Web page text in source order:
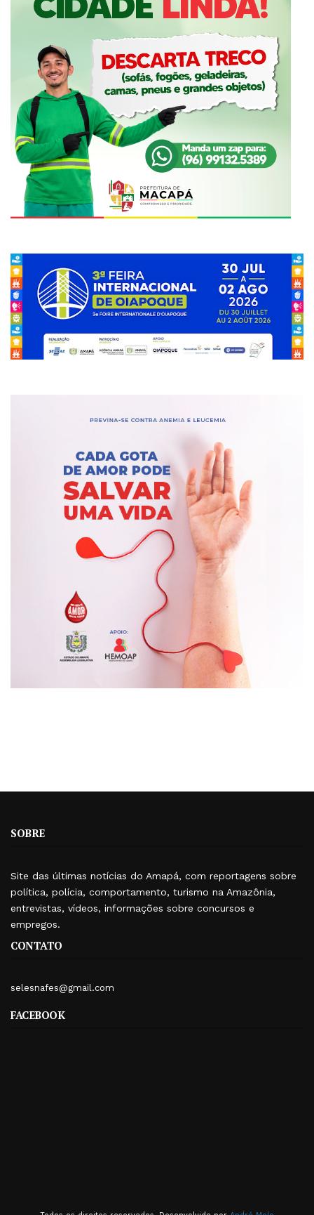
SOBRE
Site das últimas notícias do Amapá, com reportagens sobre
política, polícia, comportamento, turismo na Amazônia,
entrevistas, vídeos, informações sobre concursos e
empregos.
CONTATO
selesnafes@gmail.com
FACEBOOK